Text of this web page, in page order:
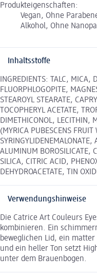
Produkteigenschaften:
Vegan, Ohne
Alkohol, Ohne
Inhaltsstoffe
INGREDIENTS: TALC, MICA,
FLUORPHLOGOPITE,
STEAROYL STEARATE,
TOCOPHERYL ACETATE,
DIMETHICONOL, LECITHIN,
(MYRICA PUBESCENS FRUIT
SYRINGYLIDENEMALONATE,
ALUMINUM BOROSILICATE,
SILICA, CITRIC ACID,
DEHYDROACETATE, TIN
Verwendungshinweise
Die Catrice Art Couleurs
kombinieren. Ein
beweglichen Lid, ein
und ein heller Ton setzt
unter dem Brauenbogen.